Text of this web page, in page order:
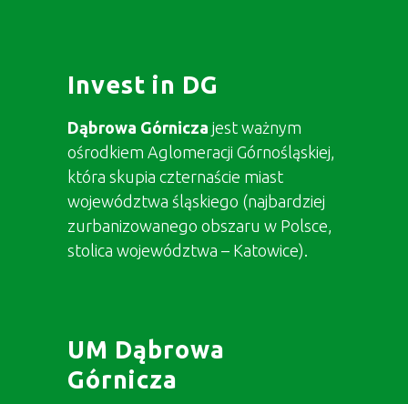
Invest in DG
Dąbrowa Górnicza jest ważnym
ośrodkiem Aglomeracji Górnośląskiej,
która skupia czternaście miast
województwa śląskiego (najbardziej
zurbanizowanego obszaru w Polsce,
stolica województwa – Katowice).
UM Dąbrowa
Górnicza